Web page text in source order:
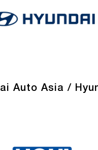
Auto Asia /